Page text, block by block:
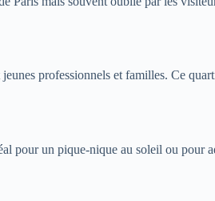
professionnels et familles. Ce
pour un pique-nique au soleil ou pour